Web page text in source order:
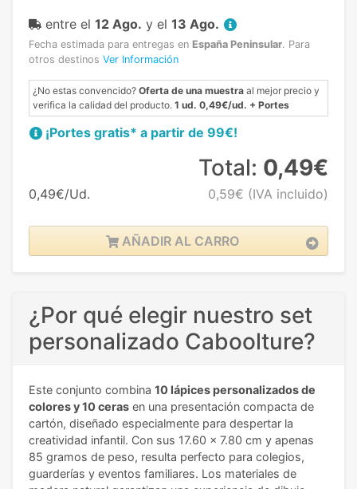
entre el 12 Ago. y el 13 Ago.
Fecha estimada para entregas en España Peninsular. Para
otros destinos Ver Información
¿No estas convencido? Oferta de una muestra al mejor precio y
verifica la calidad del producto. 1 ud. 0,49€/ud. + Portes
¡Portes gratis* a partir de 99€!
0,49€/Ud.
Total: 0,49€
0,59€ (IVA incluido)
AÑADIR AL CARRO
¿Por qué elegir nuestro set
personalizado Caboolture?
Este conjunto combina 10 lápices personalizados de
colores y 10 ceras en una presentación compacta de
cartón, diseñado especialmente para despertar la
creatividad infantil. Con sus 17.60 x 7.80 cm y apenas
85 gramos de peso, resulta perfecto para colegios,
guarderías y eventos familiares. Los materiales de